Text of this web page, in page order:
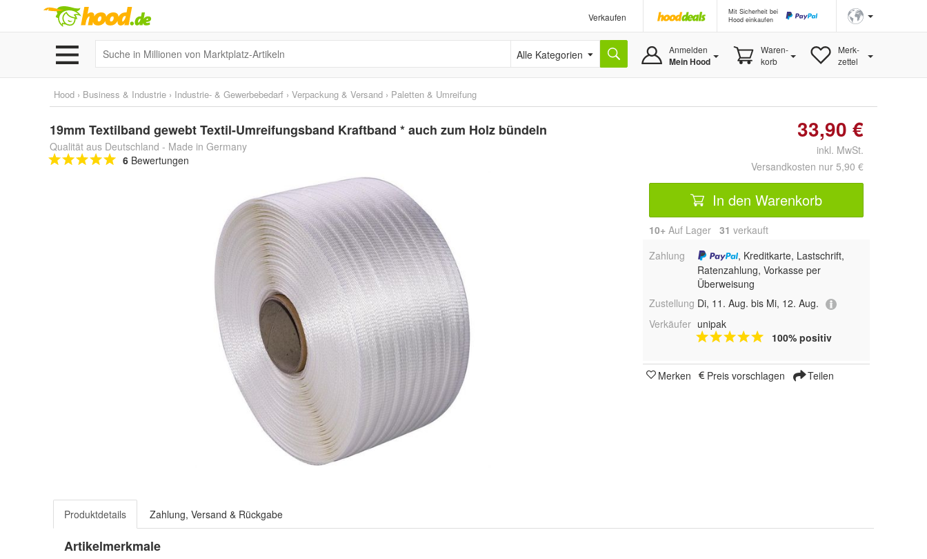
Verkaufen
Mit Sicherheit bei
Hood einkaufen
Alle Kategorien Anmelden
Mein Hood
Waren-
korb
Merk-
zettel
Hood › Business & Industrie › Industrie- & Gewerbebedarf › Verpackung & Versand › Paletten & Umreifung
19mm Textilband gewebt Textil-Umreifungsband Kraftband * auch zum Holz bündeln
Qualität aus Deutschland - Made in Germany
6 Bewertungen
33,90 €
inkl. MwSt.
Versandkosten nur 5,90 €
In den Warenkorb
10+ Auf Lager 31 verkauft
Zahlung
, Kreditkarte, Lastschrift,
Ratenzahlung, Vorkasse per
Überweisung
Zustellung Di, 11. Aug. bis Mi, 12. Aug.
Verkäufer unipak
100% positiv
Merken Preis vorschlagen Teilen
Produktdetails Zahlung, Versand & Rückgabe
Artikelmerkmale